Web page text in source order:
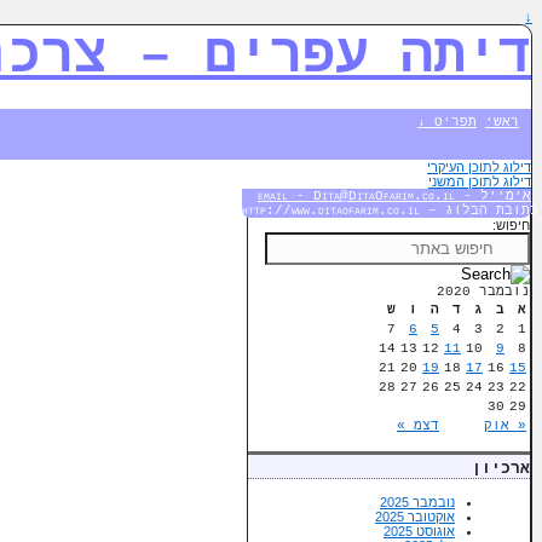
↓
דיתה עפרים –
ראשי תפריט ↓
דילוג לתוכן העיקרי
דילוג לתוכן המשני
אימייל - email - Dita@DitaOfarim.co.il
כתובת הבלוג – http://www.ditaofarim.co.il
חיפוש:
נובמבר 2020
א
ב ג ד ה ו ש
« אוק דצמ »
1
2
3
4
5
6
7
8
9
10
11
12
13
14
15
16
17
18
19
20
21
22
23
24
25
26
27
28
29
30
ארכיון
נובמבר 2025
אוקטובר 2025
אוגוסט 2025